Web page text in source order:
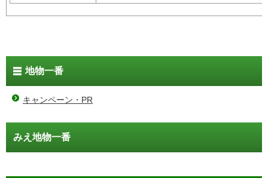
地物一番
キャンペーン・PR
みえ地物一番